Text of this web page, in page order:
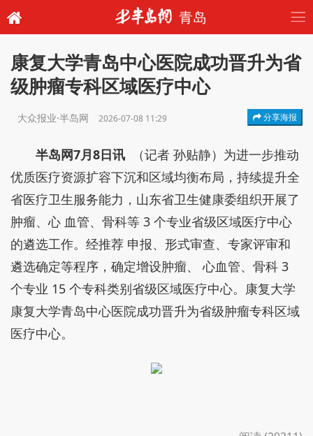
青岛
康复大学青岛中心医院成功晋升为省
级肿瘤专科区域医疗中心
大众报业·半岛网 2026-07-08 11:29 分享海报
半岛网7月8日讯
（记者 孙贴静）为进一步推动
优质医疗资源扩容下沉和区域均衡布局，持续提升全
省医疗卫生服务能力，山东省卫生健康委组织开展了
肿瘤、心 血管、骨科等 3 个专业省级区域医疗中心
的遴选工作。经推荐 申报、形式审查、专家评审和
遴选确定等程序，确定增设肿瘤、 心血管、骨科 3
个专业 15 个专科类别省级区域医疗中心。康复大学
康复大学青岛中心医院成功晋升为省级肿瘤专科区域
医疗中心。